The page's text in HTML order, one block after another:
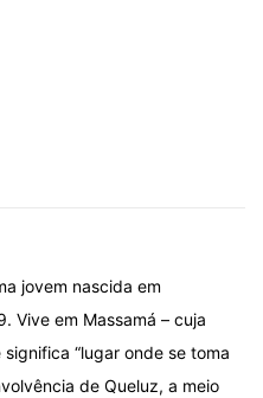
jovem nascida em
Vive em Massamá – cuja
“lugar onde se toma
de Queluz, a meio